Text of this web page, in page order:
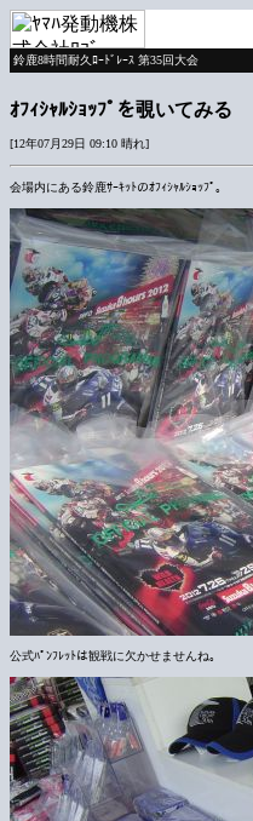
鈴鹿8時間耐久ﾛｰﾄﾞﾚｰｽ 第35回大会
ｵﾌｨｼｬﾙｼｮｯﾌﾟを覗いてみる
[12年07月29日 09:10 晴れ]
会場内にある鈴鹿ｻｰｷｯﾄのｵﾌｨｼｬﾙｼｮｯﾌﾟ｡
公式ﾊﾟﾝﾌﾚｯﾄは観戦に欠かせませんね｡